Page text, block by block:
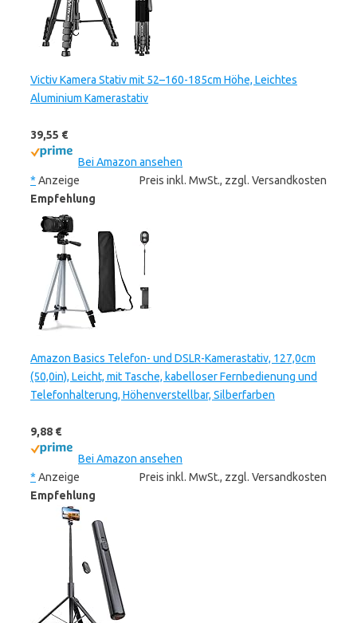
Victiv Kamera Stativ mit 52–160-185cm Höhe, Leichtes
Aluminium Kamerastativ
39,55 €
Bei Amazon ansehen
* Anzeige
Preis inkl. MwSt., zzgl. Versandkosten
Empfehlung
Amazon Basics Telefon- und DSLR-Kamerastativ, 127,0cm
(50,0in), Leicht, mit Tasche, kabelloser Fernbedienung und
Telefonhalterung, Höhenverstellbar, Silberfarben
9,88 €
Bei Amazon ansehen
* Anzeige
Preis inkl. MwSt., zzgl. Versandkosten
Empfehlung